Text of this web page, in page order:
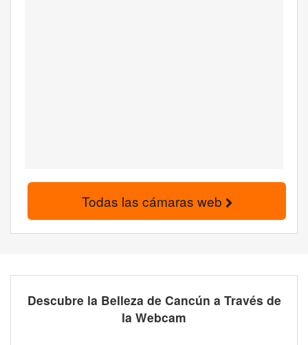
Todas las cámaras web
Descubre la Belleza de Cancún a Través de
la Webcam